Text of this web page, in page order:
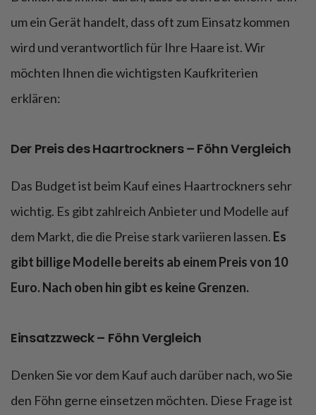
um ein Gerät handelt, dass oft zum Einsatz kommen
wird und verantwortlich für Ihre Haare ist. Wir
möchten Ihnen die wichtigsten Kaufkriterien
erklären:
Der Preis des Haartrockners – Föhn Vergleich
Das Budget ist beim Kauf eines Haartrockners sehr
wichtig. Es gibt zahlreich Anbieter und Modelle auf
dem Markt, die die Preise stark variieren lassen. Es
gibt billige Modelle bereits ab einem Preis von 10
Euro. Nach oben hin gibt es keine Grenzen.
Einsatzzweck – Föhn Vergleich
Denken Sie vor dem Kauf auch darüber nach, wo Sie
den Föhn gerne einsetzen möchten. Diese Frage ist